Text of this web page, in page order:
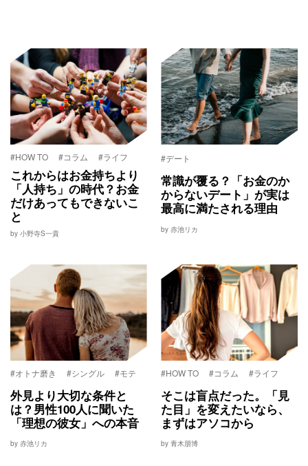
#HOW TO #コラム #ライフ
これからはお金持ちより
「人持ち」の時代？お金
だけあってもできないこ
と
by 小野寺S一貴
#デート
常識が覆る？「お金のか
からないデート」が実は
最高に満たされる理由
by 赤池リカ
#オトナ磨き #シングル #モテ
外見より大切な条件と
は？男性100人に聞いた
「理想の彼女」への本音
by 赤池リカ
#HOW TO #コラム #ライフ
そこは盲点だった。「見
た目」を変えたいなら、
まずはアソコから
by 青木朋博